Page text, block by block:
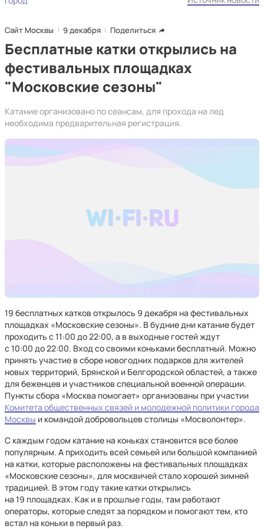
Сайт Москвы 9 декабря Поделиться
Бесплатные катки открылись на
фестивальных площадках
"Московские сезоны"
Катание организовано по сеансам, для прохода на лед
необходима предварительная регистрация.
19 бесплатных катков открылось 9 декабря на фестивальных
площадках «Московские сезоны». В будние дни катание будет
проходить с 11:00 до 22:00, а в выходные гостей ждут
с 10:00 до 22:00. Вход со своими коньками бесплатный. Можно
принять участие в сборе новогодних подарков для жителей
новых территорий, Брянской и Белгородской областей, а также
для беженцев и участников специальной военной операции.
Пункты сбора «Москва помогает» организованы при участии
Комитета общественных связей и молодежной политики города
Москвы и командой добровольцев столицы «Мосволонтер».
С каждым годом катание на коньках становится все более
популярным. А приходить всей семьей или большой компанией
на катки, которые расположены на фестивальных площадках
«Московские сезоны», для москвичей стало хорошей зимней
традицией. В этом году такие катки открылись
на 19 площадках. Как и в прошлые годы, там работают
операторы, которые следят за порядком и помогают тем, кто
встал на коньки в первый раз.